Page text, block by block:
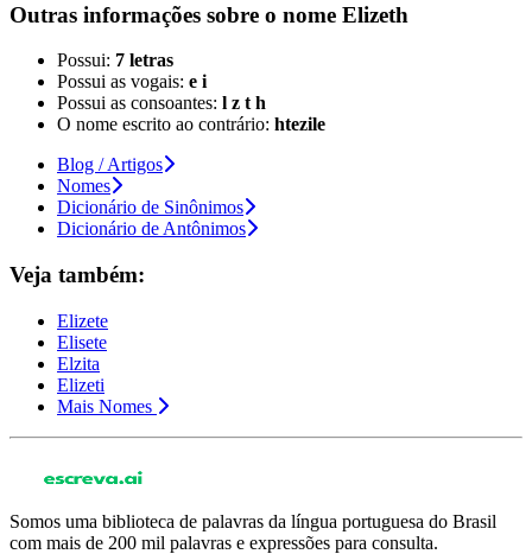
Outras informações sobre o nome Elizeth
Possui: 7 letras
Possui as vogais: e i
Possui as consoantes: l z t h
O nome escrito ao contrário: htezile
Blog / Artigos
Nomes
Dicionário de Sinônimos
Dicionário de Antônimos
Veja também:
Elizete
Elisete
Elzita
Elizeti
Mais Nomes
Somos uma biblioteca de palavras da língua portuguesa do Brasil
com mais de 200 mil palavras e expressões para consulta.